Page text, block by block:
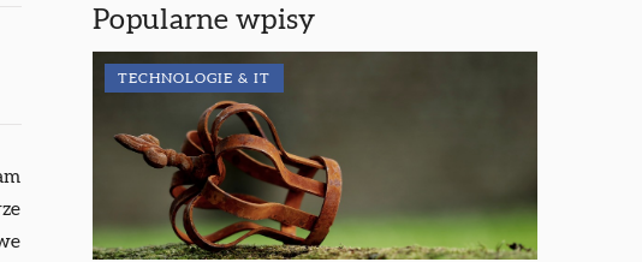
Popularne wpisy
TECHNOLOGIE & IT